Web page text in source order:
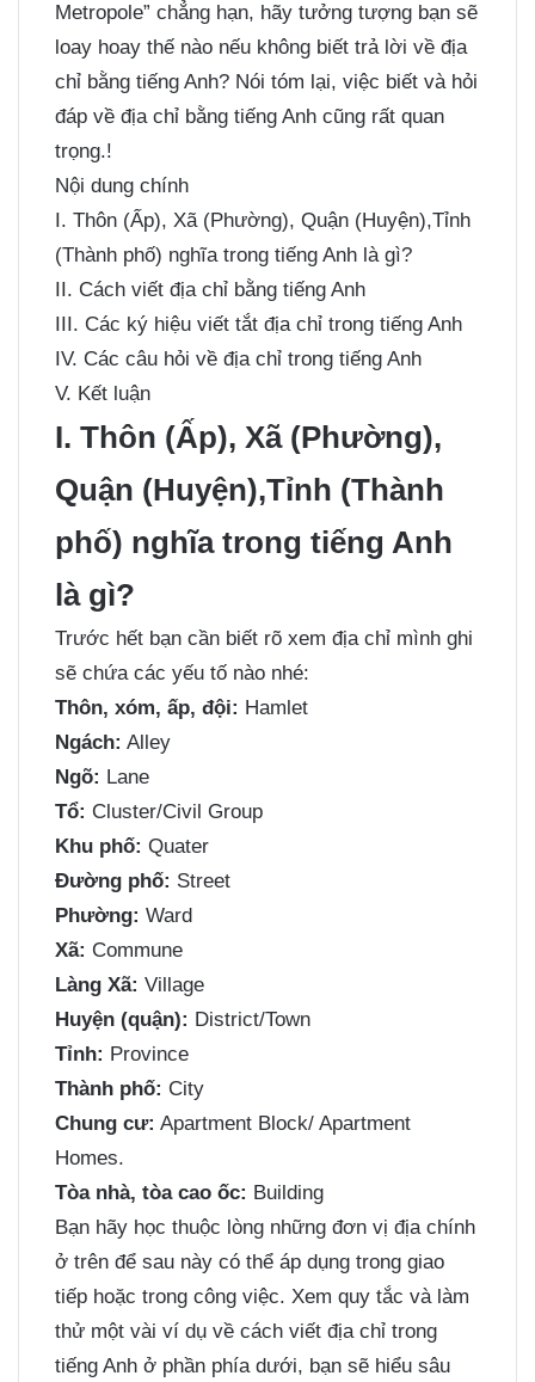
Metropole” chẳng hạn, hãy tưởng tượng bạn sẽ
loay hoay thế nào nếu không biết trả lời về địa
chỉ bằng tiếng Anh? Nói tóm lại, việc biết và hỏi
đáp về địa chỉ bằng tiếng Anh cũng rất quan
trọng.!
Nội dung chính
I. Thôn (Ấp), Xã (Phường), Quận (Huyện),Tỉnh
(Thành phố) nghĩa trong tiếng Anh là gì?
II. Cách viết địa chỉ bằng tiếng Anh
III. Các ký hiệu viết tắt địa chỉ trong tiếng Anh
IV. Các câu hỏi về địa chỉ trong tiếng Anh
V. Kết luận
I. Thôn (Ấp), Xã (Phường),
Quận (Huyện),Tỉnh (Thành
phố) nghĩa trong tiếng Anh
là gì?
Trước hết bạn cần biết rõ xem địa chỉ mình ghi
sẽ chứa các yếu tố nào nhé:
Thôn, xóm, ấp, đội: Hamlet
Ngách: Alley
Ngõ: Lane
Tổ: Cluster/Civil Group
Khu phố: Quater
Đường phố: Street
Phường: Ward
Xã: Commune
Làng Xã: Village
Huyện (quận): District/Town
Tỉnh: Province
Thành phố: City
Chung cư: Apartment Block/ Apartment
Homes.
Tòa nhà, tòa cao ốc: Building
Bạn hãy học thuộc lòng những đơn vị địa chính
ở trên để sau này có thể áp dụng trong giao
tiếp hoặc trong công việc. Xem quy tắc và làm
thử một vài ví dụ về cách viết địa chỉ trong
tiếng Anh ở phần phía dưới, bạn sẽ hiểu sâu